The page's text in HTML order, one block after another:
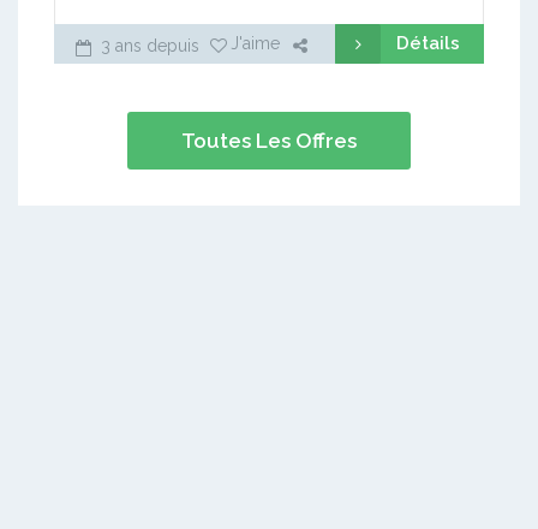
3 ans depuis J'aime Détails
Toutes Les Offres